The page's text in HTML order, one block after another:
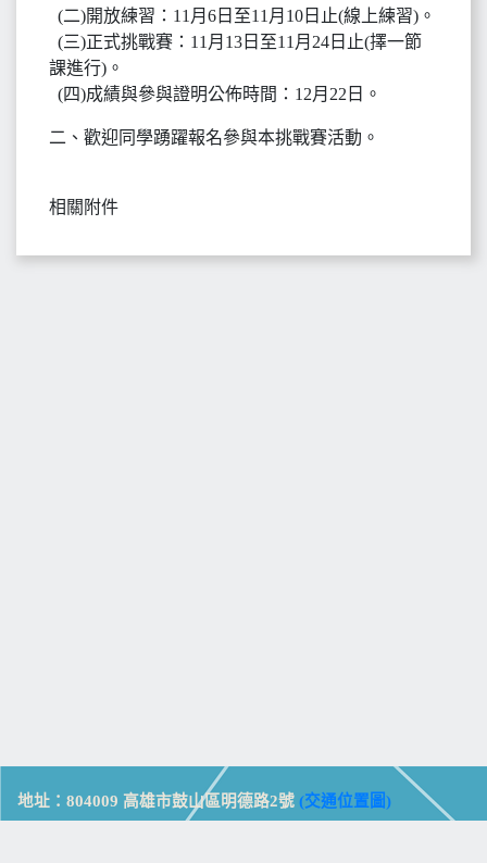
(二)開放練習：11月6日至11月10日止(線上練習)。
(三)正式挑戰賽：11月13日至11月24日止(擇一節
課進行)。
(四)成績與參與證明公佈時間：12月22日。
二、歡迎同學踴躍報名參與本挑戰賽活動。
相關附件
地址：804009 高雄市鼓山區明德路2號 (交通位置圖)